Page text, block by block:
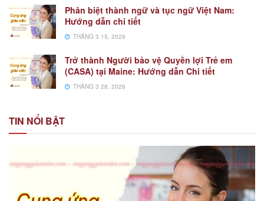
Phân biệt thành ngữ và tục ngữ Việt Nam:
Hướng dẫn chi tiết
THÁNG 3 15, 2026
Trở thành Người bảo vệ Quyền lợi Trẻ em
(CASA) tại Maine: Hướng dẫn Chi tiết
THÁNG 3 28, 2026
TIN NỔI BẬT